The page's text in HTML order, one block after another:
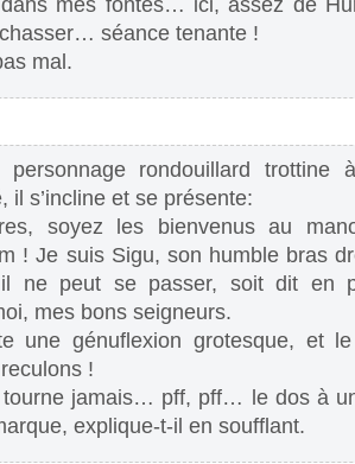
mes fontes… ici, assez de
séance tenante !
mal.
personnage rondouillard trottine
il s’incline et se présente:
soyez les bienvenus au
! Je suis Sigu, son humble bras
ne peut se passer, soit dit en
mes bons seigneurs.
une génuflexion grotesque, et
!
tourne jamais… pff, pff… le dos à
explique-t-il en soufflant.